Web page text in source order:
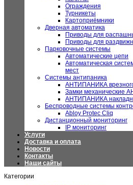
Ограждения
Турникеты
Картоприёмники
Дверная автоматика
Приводы для
Приводы для
Парковочные системы
Автоматические цепи
Автоматическая
мест
Системы антипаника
АНТИПАНИКА
Замки механические
АНТИПАНИКА
Беспроводные системы
Abloy Protec Cliq
Дистанционный мониторинг
IP мониторинг
Услуги
Доставка и оплата
Новости
Контакты
Наши сайты
Категории